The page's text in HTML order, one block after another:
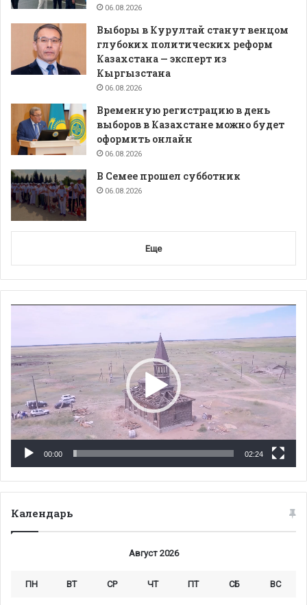
06.08.2026
Выборы в Курултай станут венцом
глубоких политических реформ
Казахстана — эксперт из
Кыргызстана
06.08.2026
Временную регистрацию в день
выборов в Казахстане можно будет
оформить онлайн
06.08.2026
В Семее прошел субботник
06.08.2026
Еще
00:00 02:24
Календарь
Август 2026
ПН ВТ СР ЧТ ПТ СБ ВС